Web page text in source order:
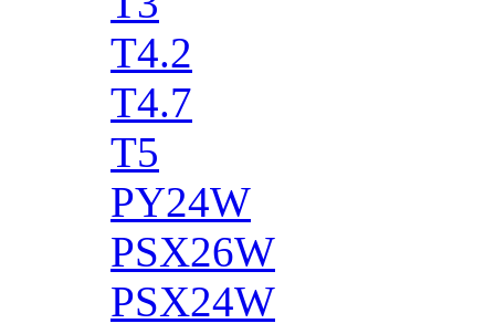
T4.2
T4.7
T5
PY24W
PSX26W
PSX24W